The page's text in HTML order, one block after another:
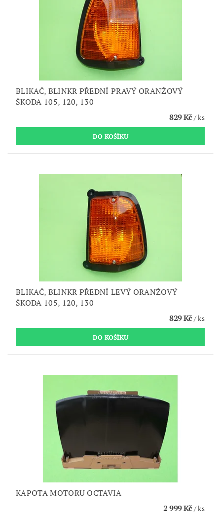
BLIKAČ, BLINKR PŘEDNÍ PRAVÝ ORANŽOVÝ
ŠKODA 105, 120, 130
829 Kč/ ks
BLIKAČ, BLINKR PŘEDNÍ LEVÝ ORANŽOVÝ
ŠKODA 105, 120, 130
829 Kč/ ks
KAPOTA MOTORU OCTAVIA
2 999 Kč/ ks